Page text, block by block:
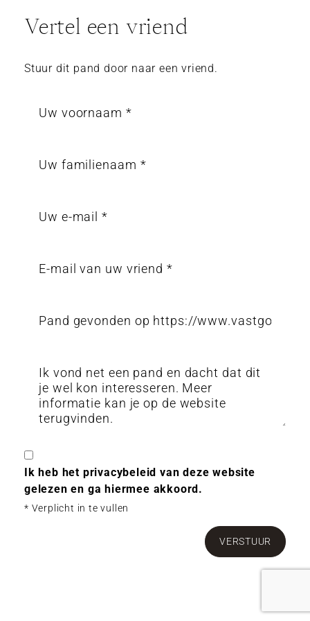
Vertel een vriend
Stuur dit pand door naar een vriend.
Ik heb het privacybeleid van deze website
gelezen en ga hiermee akkoord.
* Verplicht in te vullen